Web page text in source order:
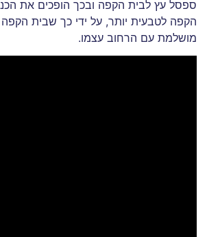
ספסל עץ לבית הקפה ובכך הופכים את
הקפה לטבעית יותר, על ידי כך שבית
מושלמת עם הרחוב עצמו.